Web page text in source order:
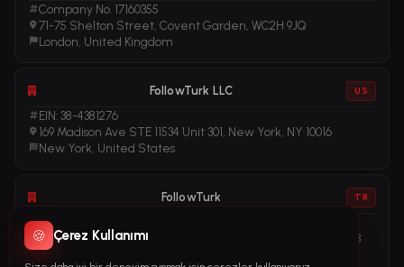
Company No. 17160355
71-75 Shelton Street, Covent Garden, WC2H 9JQ
London, United Kingdom
FollowTurk LLC US
EIN: 38-4381276
169 Madison Ave STE 11534 Unit 301, New York, NY 10016
New York, United States
FollowTurk TR
Vergi No: 611281456
Adalet Mah. Manas Blv. Folkart Towers No: 39 İç Kapı No: 3408
İzmir, Türkiye
🍪 Çerez Kullanımı